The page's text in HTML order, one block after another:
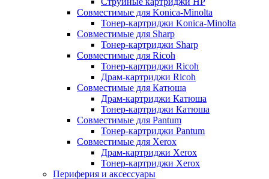
Совместимые для Konica-Minolta
Тонер-картриджи Konica-Minolta
Совместимые для Sharp
Тонер-картриджи Sharp
Совместимые для Ricoh
Тонер-картриджи Ricoh
Драм-картриджи Ricoh
Совместимые для Катюша
Драм-картриджи Катюша
Тонер-картриджи Катюша
Совместимые для Pantum
Тонер-картриджи Pantum
Совместимые для Xerox
Драм-картриджи Xerox
Тонер-картриджи Xerox
Периферия и аксессуары